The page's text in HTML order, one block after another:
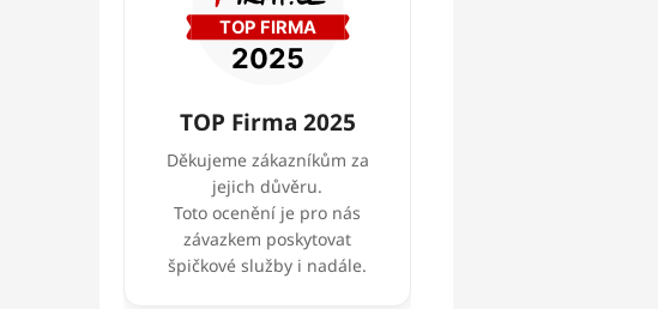
TOP Firma 2025
Děkujeme zákazníkům za
jejich důvěru.
Toto ocenění je pro nás
závazkem poskytovat
špičkové služby i nadále.